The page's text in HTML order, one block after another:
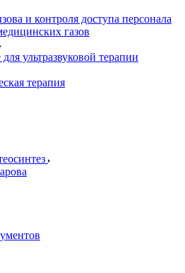
и контроля доступа персонала
газов
ультразвуковой терапии
терапия